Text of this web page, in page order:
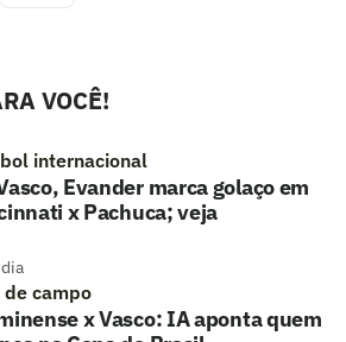
VOCÊ!
internacional
Evander marca golaço em
x Pachuca; veja
campo
x Vasco: IA aponta quem